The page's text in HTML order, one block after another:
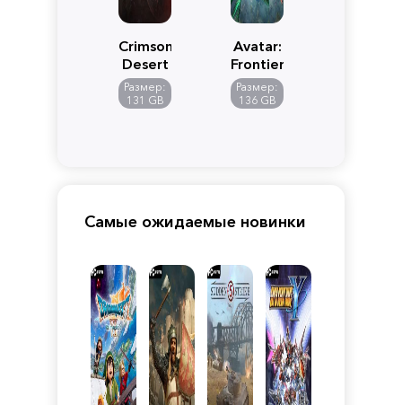
Crimson
Desert
Размер:
131 GB
Avatar:
Frontiers
of
Pandora
Размер:
136 GB
Самые ожидаемые новинки